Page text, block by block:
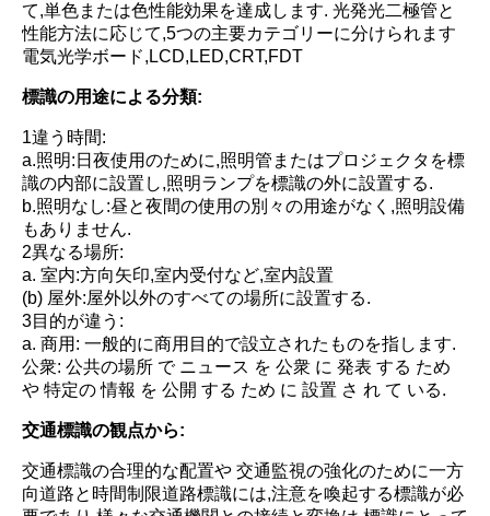
て,単色または色性能効果を達成します. 光発光二極管と
性能方法に応じて,5つの主要カテゴリーに分けられます
電気光学ボード,LCD,LED,CRT,FDT
標識の用途による分類:
1違う時間:
a.照明:日夜使用のために,照明管またはプロジェクタを標
識の内部に設置し,照明ランプを標識の外に設置する.
b.照明なし:昼と夜間の使用の別々の用途がなく,照明設備
もありません.
2異なる場所:
a. 室内:方向矢印,室内受付など,室内設置
(b) 屋外:屋外以外のすべての場所に設置する.
3目的が違う:
a. 商用: 一般的に商用目的で設立されたものを指します.
公衆: 公共の場所 で ニュース を 公衆 に 発表 する ため
や 特定の 情報 を 公開 する ため に 設置 さ れ て いる.
交通標識の観点から:
交通標識の合理的な配置や 交通監視の強化のために一方
向道路と時間制限道路標識には,注意を喚起する標識が必